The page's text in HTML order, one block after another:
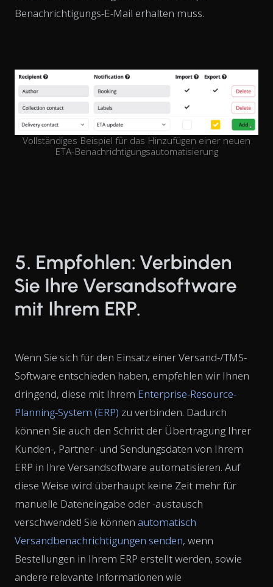
Benachrichtigungs-E-Mail erhalten muss.
Vollständiges Beispiel für das Hinzufügen einer neuen
ETA-Benachrichtigungsautomatisierung
5. Empfohlen: Verbinden
Sie Ihre Versandsoftware
mit Ihrem ERP.
Wenn Sie sich für den Einsatz einer Versand-/TMS-
Software entschieden haben, empfehlen wir Ihnen
dringend, diese mit Ihrem Enterprise-Resource-
Planning-System (ERP) zu verbinden. Dadurch
können Sie auch den Schritt der Übertragung Ihrer
Kunden-, Partner- und Sendungsdaten von Ihrem
ERP in Ihre Versandsoftware automatisieren. Auf
diese Weise wird überhaupt keine Zeit mehr für
manuelle Dateneingabe oder -austausch
verschwendet! Sie können automatisch
Versandbenachrichtigungen senden, wenn
Bestellungen in Ihrem ERP erstellt werden, sowie
andere relevante Informationen wie